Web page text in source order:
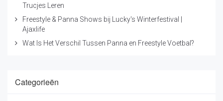
Trucjes Leren
Freestyle & Panna Shows bij Lucky's Winterfestival |
Ajaxlife
Wat Is Het Verschil Tussen Panna en Freestyle Voetbal?
Categorieën